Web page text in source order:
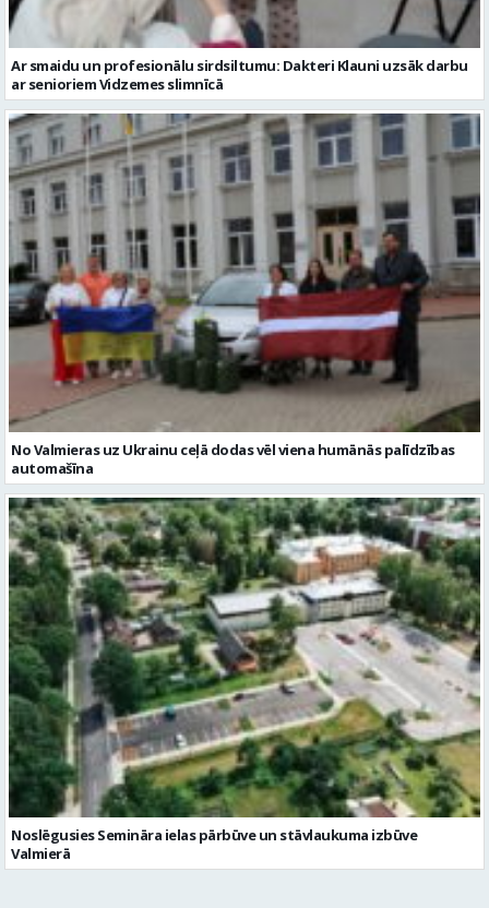
Ar smaidu un profesionālu sirdsiltumu: Dakteri Klauni uzsāk darbu
ar senioriem Vidzemes slimnīcā
No Valmieras uz Ukrainu ceļā dodas vēl viena humānās palīdzības
automašīna
Noslēgusies Semināra ielas pārbūve un stāvlaukuma izbūve
Valmierā